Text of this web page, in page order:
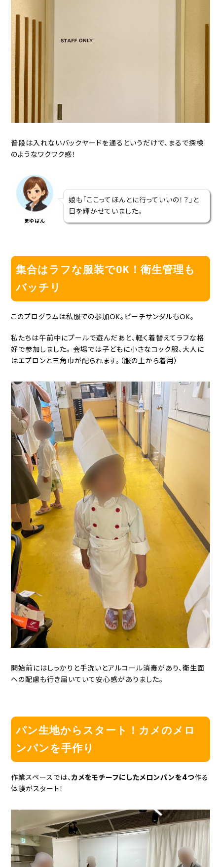
普段は入れないバックヤードを通るというだけで、まるで探検
のようなワクワク感！
まゆはん
娘も「ここってほんとに行っていいの！？」と
目を輝かせていました。
集合はラフな服装でOK！衛生管理も
バッチリ
このプログラムは私服での参加OK。ビーチサンダルもOK。
私たちは午前中にプールで遊んだあと、軽く着替えてラフな格
好で参加しました。 会場では子どもに小さなコック服、大人に
はエプロンと三角巾が配られます。（服の上から着用）
開始前にはしっかりと手洗いとアルコール消毒があり、衛生面
への配慮も行き届いていて安心感がありました。
パン生地からスタート！カメのメロ
ンパンを手作り
作業スペースでは、カメをモチーフにしたメロンパンを4つ作る
体験がスタート！